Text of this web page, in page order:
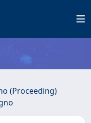
(Proceeding)